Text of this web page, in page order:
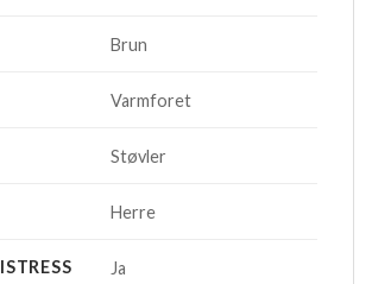
Brun
Varmforet
Støvler
Herre
Ja